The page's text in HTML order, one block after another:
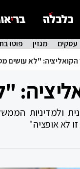
עסקים מגזין פוטו
הקואליציה: "לא עושים
ולמדיניות
לא אופציה"